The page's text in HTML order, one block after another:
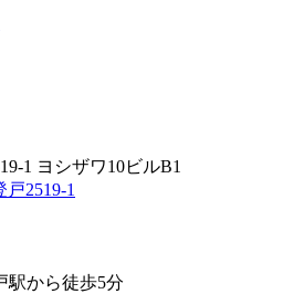
1 ヨシザワ10ビルB1
2519-1
駅から徒歩5分